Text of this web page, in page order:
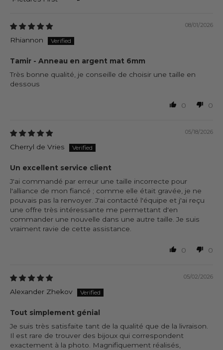
Sort by
08/01/2026
Rhiannon
Tamir - Anneau en argent mat 6mm
Très bonne qualité, je conseille de choisir une taille en
dessous
0 0
05/18/2026
Cherryl de Vries
Un excellent service client
J'ai commandé par erreur une taille incorrecte pour
l'alliance de mon fiancé ; comme elle était gravée, je ne
pouvais pas la renvoyer. J'ai contacté l'équipe et j'ai reçu
une offre très intéressante me permettant d'en
commander une nouvelle dans une autre taille. Je suis
vraiment ravie de cette assistance.
0 0
05/02/2026
Alexander Zhekov
Tout simplement génial
Je suis très satisfaite tant de la qualité que de la livraison.
Il est rare de trouver des bijoux qui correspondent
exactement à la photo. Magnifiquement réalisés,